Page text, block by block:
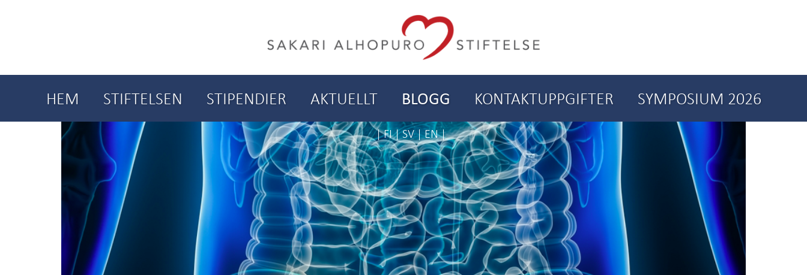
HEM STIFTELSEN STIPENDIER AKTUELLT BLOGG KONTAKTUPPGIFTER SYMPOSIUM 2026
|FI|SV|EN|